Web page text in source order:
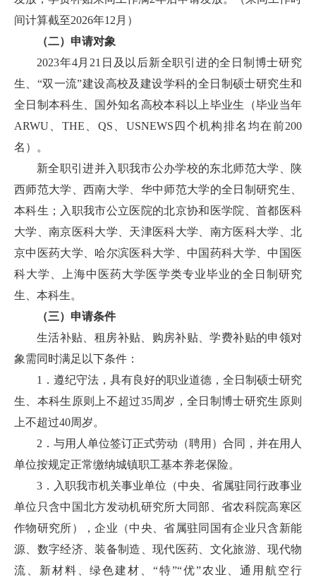
间计算截至2026年12月）
（二）申请对象
2023年4月21日及以后新全职引进的全日制博士研究
生、“双一流”建设高校及建设学科的全日制硕士研究生和
全日制本科生、国外知名高校本科以上毕业生（毕业当年
ARWU、THE、QS、USNEWS四个机构排名均在前200
名）。
新全职引进并入职我市公办学校的东北师范大学、陕
西师范大学、西南大学、华中师范大学的全日制研究生、
本科生；入职我市公立医院的北京协和医学院、首都医科
大学、南京医科大学、天津医科大学、南方医科大学、北
京中医药大学、哈尔滨医科大学、中国药科大学、中国医
科大学、上海中医药大学医学类专业毕业的全日制研究
生、本科生。
（三）申请条件
生活补贴、租房补贴、购房补贴、学费补贴的申领对
象需同时满足以下条件：
1．遵纪守法，具有良好的职业道德，全日制硕士研究
生、本科生原则上不超过35周岁，全日制博士研究生原则
上不超过40周岁。
2．与用人单位签订正式劳动（聘用）合同，并在用人
单位按规定正常缴纳城镇职工基本养老保险。
3．入职我市机关事业单位（中央、省属驻同行政事业
单位只含中国北方发动机研究所大同部、省农科院高寒区
作物研究所），企业（中央、省属驻同国有企业只含新能
源、数字经济、装备制造、现代医药、文化旅游、现代物
流、新材料、绿色建材、“特”“优”农业、通用航空行